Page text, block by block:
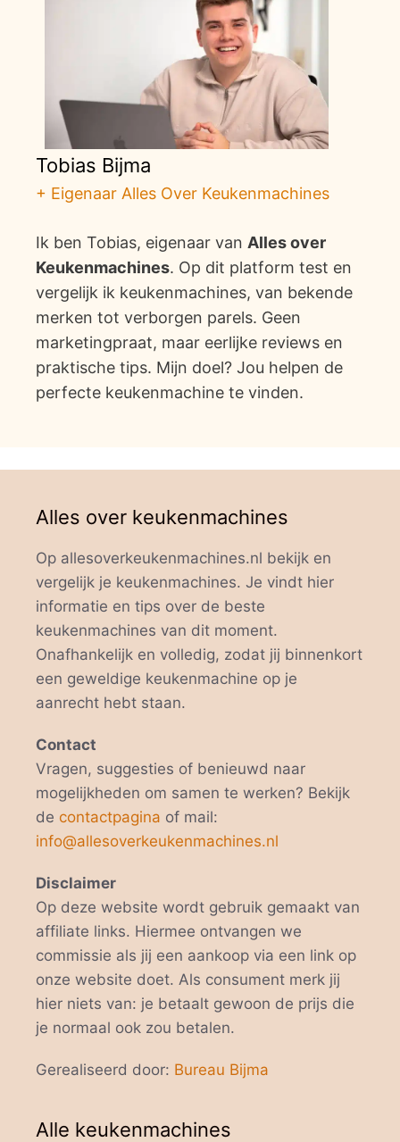
Tobias Bijma
+ Eigenaar Alles Over Keukenmachines
Ik ben Tobias, eigenaar van Alles over
Keukenmachines. Op dit platform test en
vergelijk ik keukenmachines, van bekende
merken tot verborgen parels. Geen
marketingpraat, maar eerlijke reviews en
praktische tips. Mijn doel? Jou helpen de
perfecte keukenmachine te vinden.
Alles over keukenmachines
Op allesoverkeukenmachines.nl bekijk en
vergelijk je keukenmachines. Je vindt hier
informatie en tips over de beste
keukenmachines van dit moment.
Onafhankelijk en volledig, zodat jij binnenkort
een geweldige keukenmachine op je
aanrecht hebt staan.
Contact
Vragen, suggesties of benieuwd naar
mogelijkheden om samen te werken? Bekijk
de contactpagina of mail:
info@allesoverkeukenmachines.nl
Disclaimer
Op deze website wordt gebruik gemaakt van
affiliate links. Hiermee ontvangen we
commissie als jij een aankoop via een link op
onze website doet. Als consument merk jij
hier niets van: je betaalt gewoon de prijs die
je normaal ook zou betalen.
Gerealiseerd door: Bureau Bijma
Alle keukenmachines